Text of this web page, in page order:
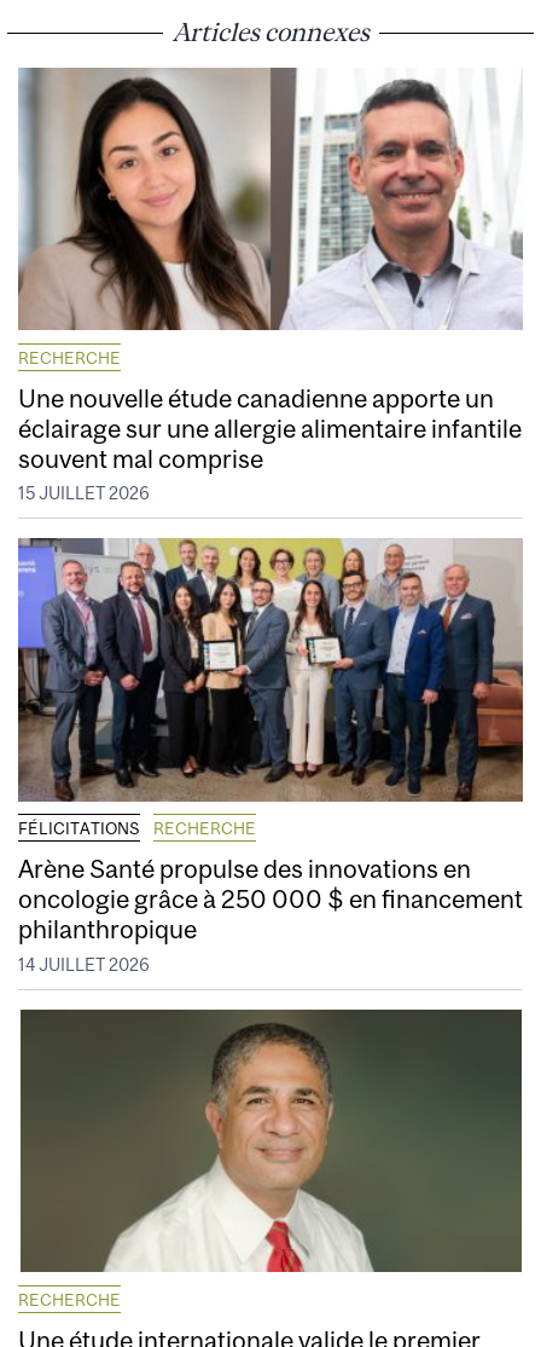
Articles connexes
RECHERCHE
Une nouvelle étude canadienne apporte un
éclairage sur une allergie alimentaire infantile
souvent mal comprise
15 JUILLET 2026
FÉLICITATIONS RECHERCHE
Arène Santé propulse des innovations en
oncologie grâce à 250 000 $ en financement
philanthropique
14 JUILLET 2026
RECHERCHE
Une étude internationale valide le premier